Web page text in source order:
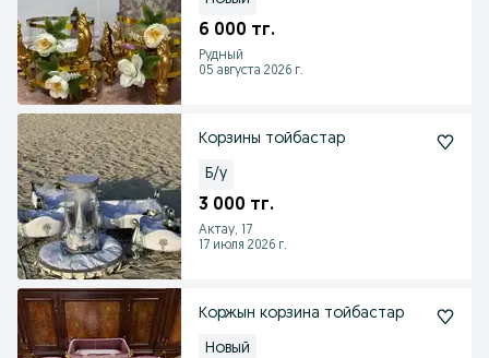
6 000 тг.
Рудный
05 августа 2026 г.
Корзины тойбастар
Б/у
3 000 тг.
Актау, 17
17 июля 2026 г.
Коржын корзина тойбастар
Новый